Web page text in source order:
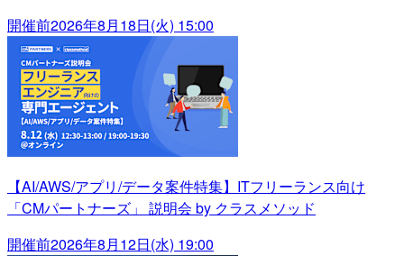
開催前2026年8月18日(火) 15:00
【AI/AWS/アプリ/データ案件特集】ITフリーランス向け
「CMパートナーズ」 説明会 by クラスメソッド
開催前2026年8月12日(水) 19:00